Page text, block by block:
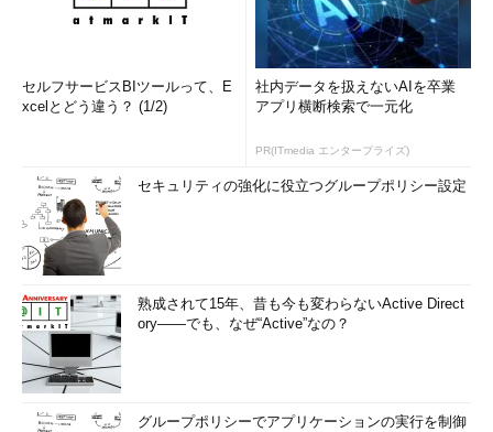
セルフサービスBIツールって、E
xcelとどう違う？ (1/2)
社内データを扱えないAIを卒業
アプリ横断検索で一元化
PR(ITmedia エンタープライズ)
セキュリティの強化に役立つグループポリシー設定
熟成されて15年、昔も今も変わらないActive Direct
ory――でも、なぜ“Active”なの？
グループポリシーでアプリケーションの実行を制御